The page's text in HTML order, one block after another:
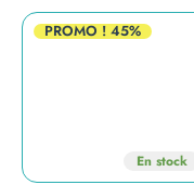
PROMO !45%
En stock